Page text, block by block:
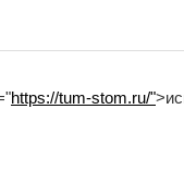
https://tum-stom.ru/"